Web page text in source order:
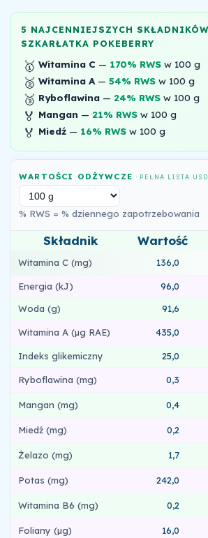
5 NAJCENNIEJSZYCH
SZKARŁATKA POKEBERRY
🥇 Witamina C — 170% RWSw 100 g
🥈 Witamina A— 54% RWSw 100 g
🥉 Ryboflawina— 24% RWSw 100 g
🏅 Mangan — 21% RWSw 100 g
🏅 Miedź— 16% RWSw 100 g
WARTOŚCI ODŻYWCZE· PEŁNA LISTA
% RWS = % dziennego zapotrzebowania
Składnik Wartość
Witamina C (mg) 136,0
Energia (kJ) 96,0
Woda (g)
91,6
Witamina A (µg RAE) 435,0
Indeks glikemiczny 25,0
Ryboflawina (mg) 0,3
Mangan (mg) 0,4
Miedź (mg) 0,2
Żelazo (mg) 1,7
Potas (mg) 242,0
Witamina B6 (mg) 0,2
Foliany (µg) 16,0